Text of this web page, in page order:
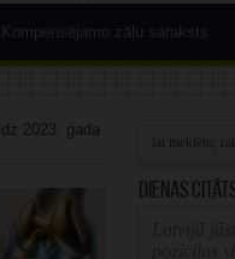
Kompensējamo zāļu saraksts
2023. gada
Dienas